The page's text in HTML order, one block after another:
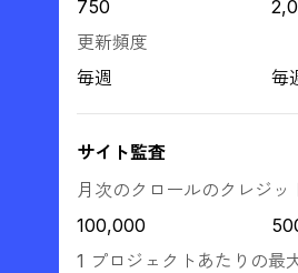
750
更新頻度
毎週
毎
サイト監査
月次のクロールのクレジッ
100,000
1 プロジェクトあたりの最